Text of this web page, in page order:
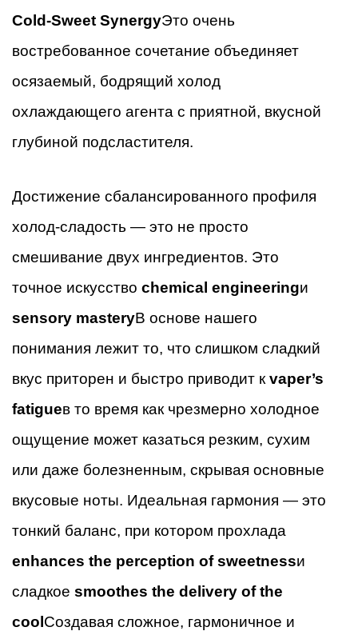
Cold-Sweet SynergyЭто очень
востребованное сочетание объединяет
осязаемый, бодрящий холод
охлаждающего агента с приятной, вкусной
глубиной подсластителя.
Достижение сбалансированного профиля
холод-сладость — это не просто
смешивание двух ингредиентов. Это
точное искусство chemical engineeringи
sensory masteryВ основе нашего
понимания лежит то, что слишком сладкий
вкус приторен и быстро приводит кvaper’s
fatigueв то время как чрезмерно холодное
ощущение может казаться резким, сухим
или даже болезненным, скрывая основные
вкусовые ноты. Идеальная гармония — это
тонкий баланс, при котором прохлада
enhances the perception of sweetnessи
сладкое smoothes the delivery of the
cool Создавая сложное, гармоничное и